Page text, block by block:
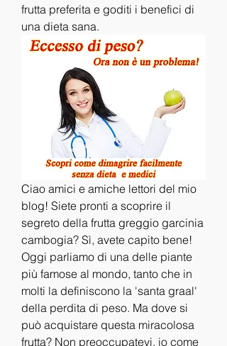
frutta preferita e goditi i benefici di
una dieta sana.
Ciao amici e amiche lettori del mio
blog! Siete pronti a scoprire il
segreto della frutta greggio garcinia
cambogia? Sì, avete capito bene!
Oggi parliamo di una delle piante
più famose al mondo, tanto che in
molti la definiscono la 'santa graal'
della perdita di peso. Ma dove si
può acquistare questa miracolosa
frutta? Non preoccupatevi, io come